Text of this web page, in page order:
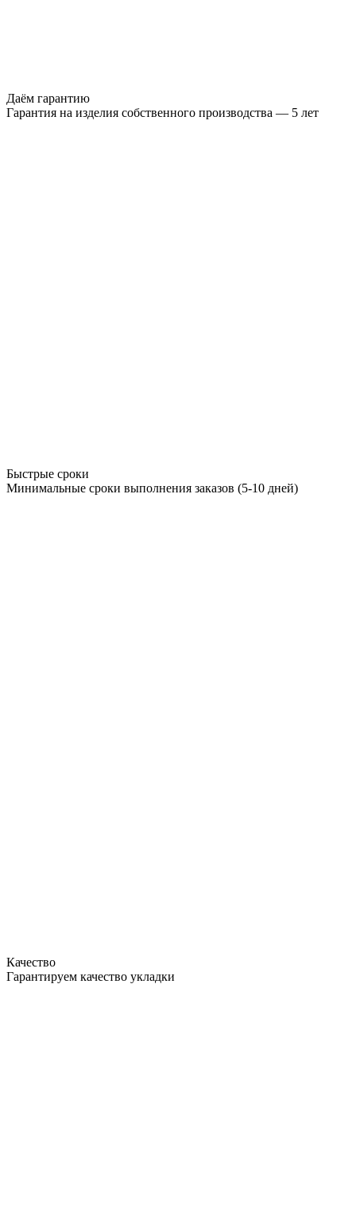
Даём гарантию
Гарантия на изделия собственного производства — 5 лет
Быстрые сроки
Минимальные сроки выполнения заказов (5-10 дней)
Качество
Гарантируем качество укладки